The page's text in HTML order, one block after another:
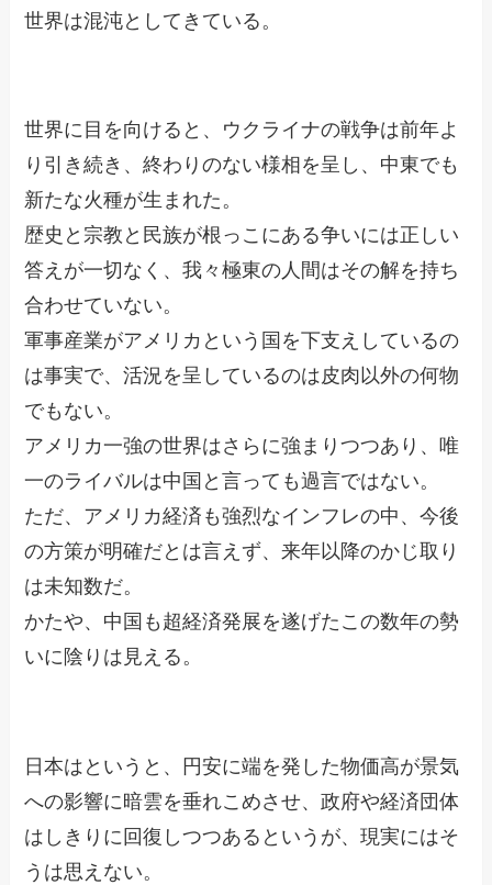
世界は混沌としてきている。
世界に目を向けると、ウクライナの戦争は前年よ
り引き続き、終わりのない様相を呈し、中東でも
新たな火種が生まれた。
歴史と宗教と民族が根っこにある争いには正しい
答えが一切なく、我々極東の人間はその解を持ち
合わせていない。
軍事産業がアメリカという国を下支えしているの
は事実で、活況を呈しているのは皮肉以外の何物
でもない。
アメリカ一強の世界はさらに強まりつつあり、唯
一のライバルは中国と言っても過言ではない。
ただ、アメリカ経済も強烈なインフレの中、今後
の方策が明確だとは言えず、来年以降のかじ取り
は未知数だ。
かたや、中国も超経済発展を遂げたこの数年の勢
いに陰りは見える。
日本はというと、円安に端を発した物価高が景気
への影響に暗雲を垂れこめさせ、政府や経済団体
はしきりに回復しつつあるというが、現実にはそ
うは思えない。